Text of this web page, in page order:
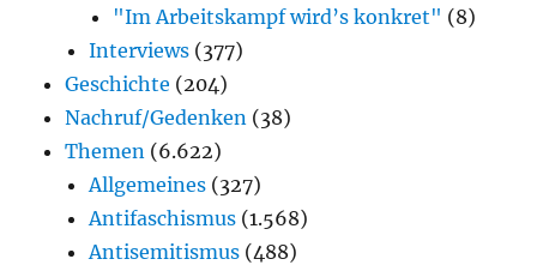
"Im Arbeitskampf wird’s konkret" (8)
Interviews (377)
Geschichte (204)
Nachruf/Gedenken (38)
Themen (6.622)
Allgemeines (327)
Antifaschismus (1.568)
Antisemitismus (488)